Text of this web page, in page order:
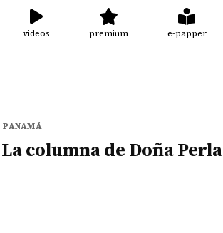
videos premium e-papper
PANAMÁ
La columna de Doña Perla